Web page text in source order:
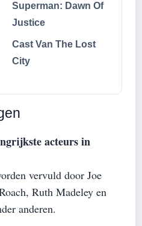
Superman: Dawn Of
Justice
Cast Van The Lost
City
acteurs in
vervuld door Joe
Ruth Madeley en
anderen.